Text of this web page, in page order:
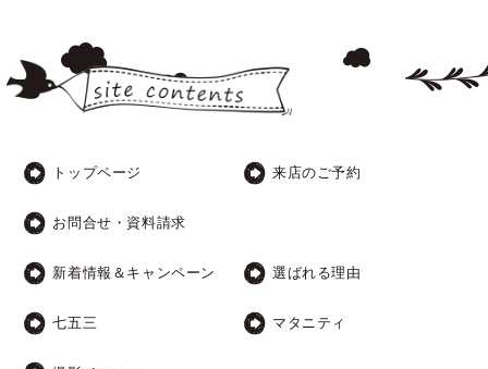
トップページ 来店のご予約
お問合せ・資料請求
新着情報＆キャンペーン 選ばれる理由
七五三 マタニティ